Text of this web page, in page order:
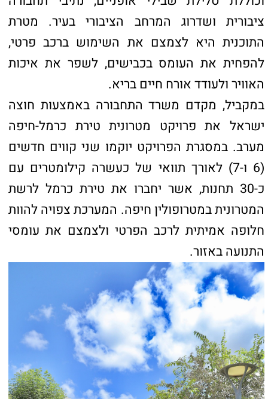
שרת התחבורה והבטיחות בדרכים, תא"ל (במיל')
מירי רגב: "השקת שביל האופניים החדש בטירת
כרמל היא חלק מתוכנית לאומית כוללת להפיכת
אנו משקיעים מאות מיליוני שקלים בשבילים,
מדרכות מוצלות, נתיבי תחבורה ציבורית ומערכות
לאפשר לכל אזרח לנוע בעיר בבטיחות ובנוחות, בלי
להיות תלוי ברכב פרטי, אלא מתוך בחירה אמיתית
באמצעי תחבורה ירוקים".
ראש העיר טירת כרמל, דודו כהן: "אנו גאים לחנוך
את שביל האופניים החדש של חברת חוצה ישראל
בטירת כרמל, כחלק מתוכנית המאיץ של משרד
התחבורה. הפרויקט ישפר את קישוריות העיר,
יעודד רכיבה בבריאות ובבטיחות, ויחזק את המעבר
לתחבורה ירוקה - וייצור מרחב עירוני נגיש, חדשני
וידידותי לתושבים, שכולנו נהנה ממנו".